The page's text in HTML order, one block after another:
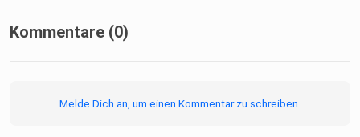
Kommentare (0)
Melde Dich an, um einen Kommentar zu schreiben.